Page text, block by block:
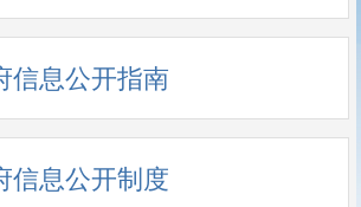
信息公开指南
信息公开制度